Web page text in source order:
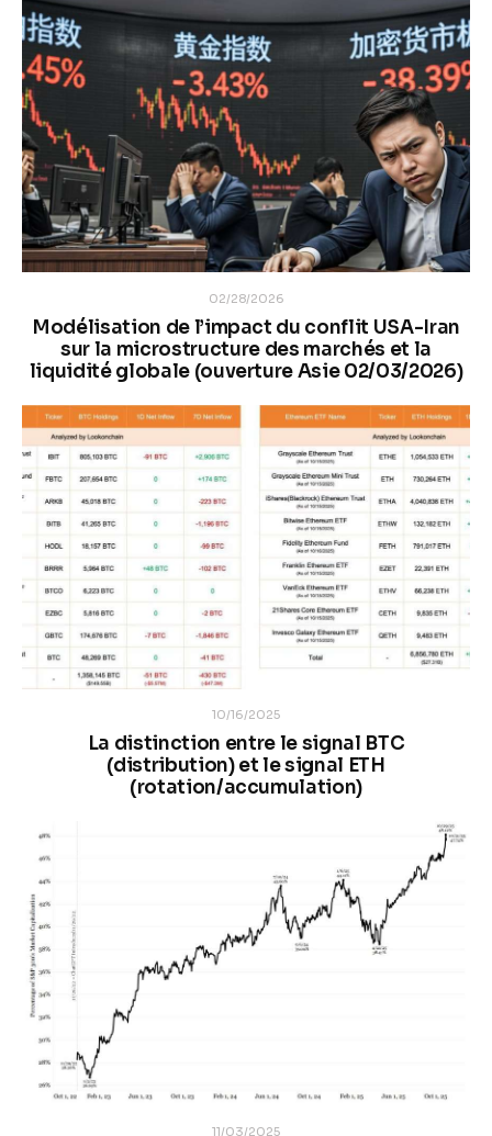
02/28/2026
Modélisation de l’impact du conflit USA-Iran
sur la microstructure des marchés et la
liquidité globale (ouverture Asie 02/03/2026)
10/16/2025
La distinction entre le signal BTC
(distribution) et le signal ETH
(rotation/accumulation)
11/03/2025